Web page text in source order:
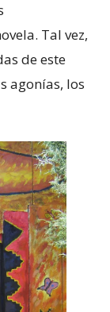
Tal vez,
de este
agonías, los